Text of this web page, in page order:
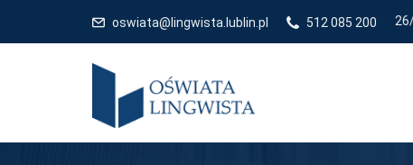
oswiata@lingwista.lublin.pl 512 085 200